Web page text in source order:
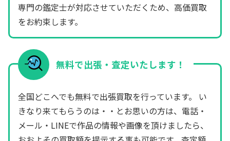
専門の鑑定士が対応させていただくため、高価買取
をお約束します。
無料で出張・査定いたします！
全国どこへでも無料で出張買取を行っています。 い
きなり来てもらうのは・・とお思いの方は、電話・
メール・LINEで作品の情報や画像を頂けましたら、